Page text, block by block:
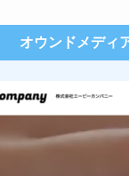
オウンドメディ